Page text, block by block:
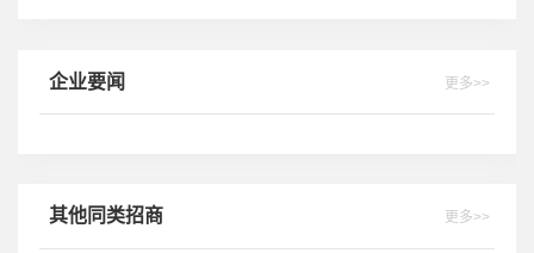
企业要闻 更多>>
其他同类招商 更多>>